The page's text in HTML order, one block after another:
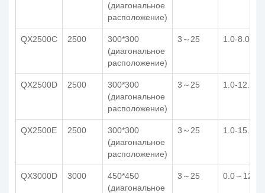
(диагональное
расположение)
QX2500C 2500
300*300
(диагональное
расположение)
3～25 1.0-8.0
QX2500D 2500
300*300
(диагональное
расположение)
3～25 1.0-12.0
QX2500E 2500
300*300
(диагональное
расположение)
3～25 1.0-15.0
QX3000D 3000
450*450
(диагональное
3～25 0.0～12.0